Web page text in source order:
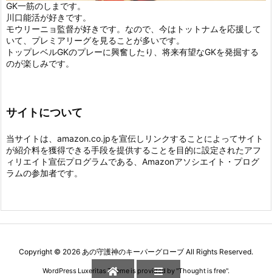
GK一筋のしまです。
川口能活が好きです。
モウリーニョ監督が好きです。なので、今はトットナムを応援して
いて、プレミアリーグを見ることが多いです。
トップレベルGKのプレーに興奮したり、将来有望なGKを発掘する
のが楽しみです。
サイトについて
当サイトは、amazon.co.jpを宣伝しリンクすることによってサイト
が紹介料を獲得できる手段を提供することを目的に設定されたアフ
ィリエイト宣伝プログラムである、Amazonアソシエイト・プログ
ラムの参加者です。
Copyright © 2026 あの守護神のキーパーグローブ All Rights Reserved.
WordPress Luxeritas Theme is provided by "Thought is free".